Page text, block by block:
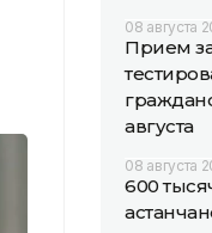
08 августа
Прием
августа
08 августа
600